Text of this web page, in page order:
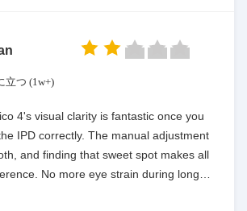
立つ (1w+)
4's visual clarity is fantastic once you
IPD correctly. The manual adjustment
and finding that sweet spot makes all
No more eye strain during long